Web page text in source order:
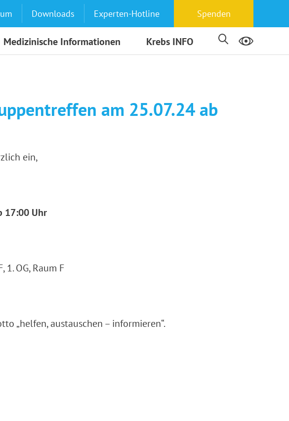
Downloads Experten-Hotline Spenden
Medizinische Informationen Krebs INFO
am 25.07.24 ab
ein,
17:00 Uhr
1. OG, Raum F
„helfen, austauschen – informieren“.